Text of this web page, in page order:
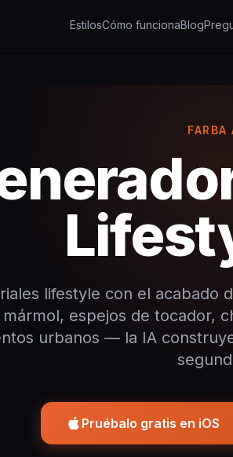
EstilosCómo funcionaBlog
FARBA
lifestyle con el acabado
mármol, espejos de tocador,
urbanos — la IA
Pruébalo gratis en iOS